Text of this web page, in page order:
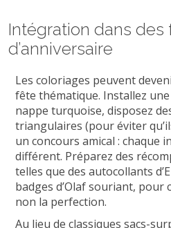
Intégration dans des
d’anniversaire
Les coloriages peuvent
fête thématique. Installez
nappe turquoise, disposez
triangulaires (pour éviter
un concours amical : chaque
différent. Préparez des
telles que des autocollants
badges d’Olaf souriant, pour
non la perfection.
Au lieu de classiques sacs-